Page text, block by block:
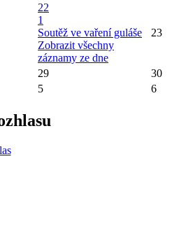
22
1
Soutěž ve vaření guláše
Zobrazit všechny
záznamy ze dne
23
29
30
5 6